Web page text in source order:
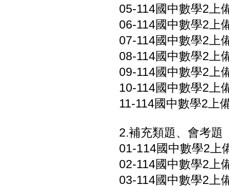
05-114國中數學2上
06-114國中數學2上
07-114國中數學2上
08-114國中數學2上
09-114國中數學2上
10-114國中數學2上
11-114國中數學2上
2.補充類題、會考題
01-114國中數學2上
02-114國中數學2上
03-114國中數學2上